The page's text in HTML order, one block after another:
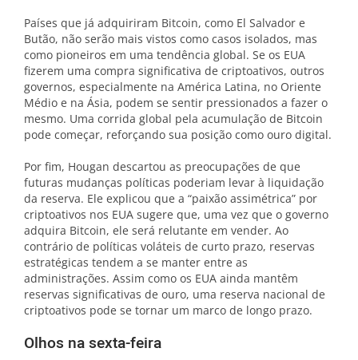
Países que já adquiriram Bitcoin, como El Salvador e
Butão, não serão mais vistos como casos isolados, mas
como pioneiros em uma tendência global. Se os EUA
fizerem uma compra significativa de criptoativos, outros
governos, especialmente na América Latina, no Oriente
Médio e na Ásia, podem se sentir pressionados a fazer o
mesmo. Uma corrida global pela acumulação de Bitcoin
pode começar, reforçando sua posição como ouro digital.
Por fim, Hougan descartou as preocupações de que
futuras mudanças políticas poderiam levar à liquidação
da reserva. Ele explicou que a “paixão assimétrica” por
criptoativos nos EUA sugere que, uma vez que o governo
adquira Bitcoin, ele será relutante em vender. Ao
contrário de políticas voláteis de curto prazo, reservas
estratégicas tendem a se manter entre as
administrações. Assim como os EUA ainda mantêm
reservas significativas de ouro, uma reserva nacional de
criptoativos pode se tornar um marco de longo prazo.
Olhos na sexta-feira